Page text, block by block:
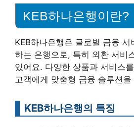
KEB하나은행이란?
KEB하나은행은 글로벌 금융
하는 은행으로, 특히 외환 서비
있어요. 다양한 상품과 서비스
고객에게 맞춤형 금융 솔루션
KEB하나은행의 특징